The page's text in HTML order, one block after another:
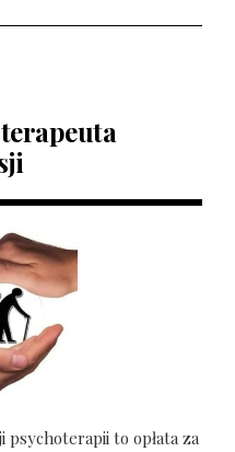
to opłata za